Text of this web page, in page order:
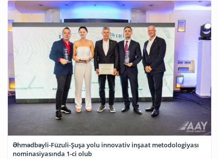
Əhmədbəyli-Füzuli-Şuşa yolu innovativ inşaat metodologiyası
nominasiyasında 1-ci olub